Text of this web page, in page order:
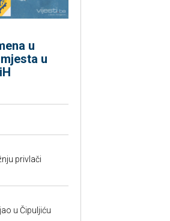
u
u
privlači
u Čipuljiću